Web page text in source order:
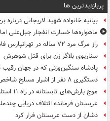
پربازدیدترین ها
بیانیه خانواده شهید لاریجانی
ماهواره‌ها خسارت انفجار جبل‌علی
راز مرگ مرد ۷۲ ساله در تهرانپارس فاش شد
سناریوی بلاگر زن برای قتل شوهرش
پادشاه سنگین‌وزنی که در جهان رقیب
دستگیری ۸ نفر از اشرار مسلح شاخص و مرتبطین گروهک های تروریستی
موج بارش‌های تابستانه در راه ۱۱ استان
عربستان فرمانده ائتلاف دریایی
دشان از دست عربستان فرار کرد